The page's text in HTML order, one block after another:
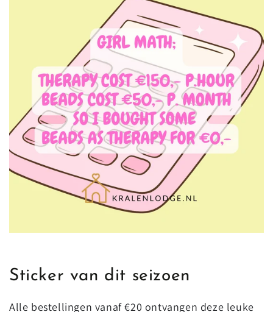
Sticker van dit seizoen
Alle bestellingen vanaf €20 ontvangen deze leuke